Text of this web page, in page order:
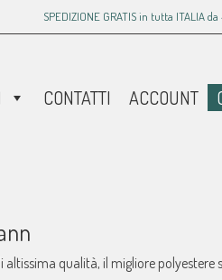
SPEDIZIONE GRATIS in tutta ITALIA
CONTATTI ACCOUNT
altissima qualità, il migliore polyestere